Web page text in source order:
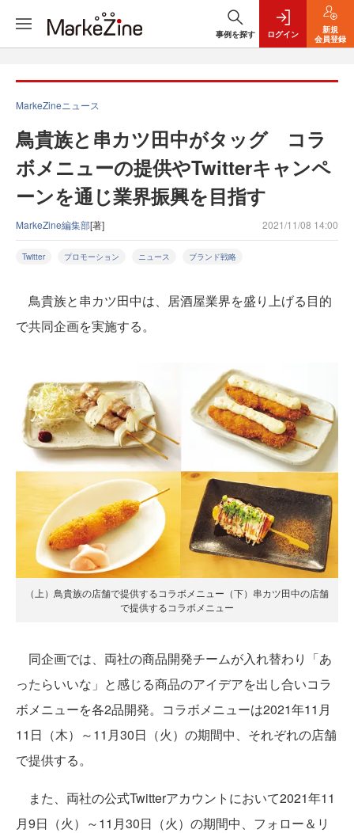
事例を探す ログイン
新規
会員登録
MarkeZineニュース
鳥貴族と串カツ田中がタッグ コラ
ボメニューの提供やTwitterキャンペ
ーンを通じ業界振興を目指す
MarkeZine編集部[著] 2021/11/08 14:00
Twitter プロモーション ニュース ブランド戦略
鳥貴族と串カツ田中は、居酒屋業界を盛り上げる目的
で共同企画を実施する。
（上）鳥貴族の店舗で提供するコラボメニュー（下）串カツ田中の店舗
で提供するコラボメニュー
同企画では、両社の商品開発チームが入れ替わり「あ
ったらいいな」と感じる商品のアイデアを出し合いコラ
ボメニューを各2品開発。コラボメニューは2021年11月
11日（木）～11月30日（火）の期間中、それぞれの店舗
で提供する。
また、両社の公式Twitterアカウントにおいて2021年11
月9日（火）～11月30日（火）の期間中、フォロー＆リ